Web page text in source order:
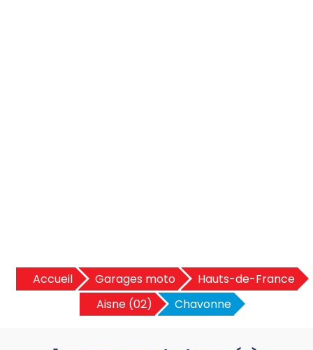
Accueil Garages moto
Hauts-de-France
Aisne (02)
Chavonne